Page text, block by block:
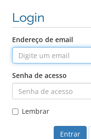
Login
Endereço de email
Senha de acesso
Lembrar